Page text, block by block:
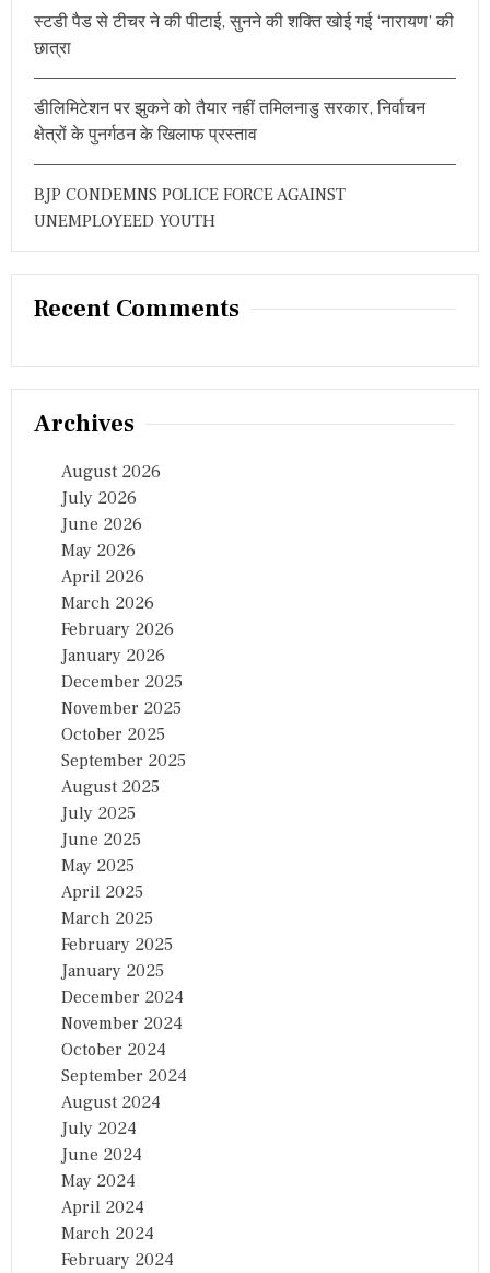
स्टडी पैड से टीचर ने की पीटाई, सुनने की शक्ति खोई गई ‘नारायण’ की
छात्रा
डीलिमिटेशन पर झुकने को तैयार नहीं तमिलनाडु सरकार, निर्वाचन
क्षेत्रों के पुनर्गठन के खिलाफ प्रस्ताव
BJP CONDEMNS POLICE FORCE AGAINST
UNEMPLOYEED YOUTH
Recent Comments
Archives
August 2026
July 2026
June 2026
May 2026
April 2026
March 2026
February 2026
January 2026
December 2025
November 2025
October 2025
September 2025
August 2025
July 2025
June 2025
May 2025
April 2025
March 2025
February 2025
January 2025
December 2024
November 2024
October 2024
September 2024
August 2024
July 2024
June 2024
May 2024
April 2024
March 2024
February 2024